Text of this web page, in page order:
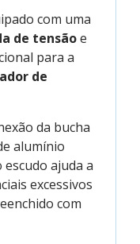
com uma
de tensãoe
para a
de
da bucha
alumínio
ajuda a
excessivos
com